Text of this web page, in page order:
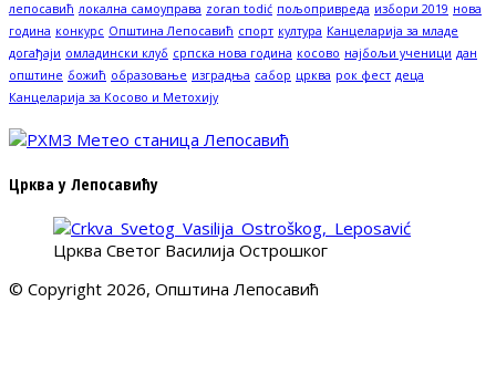
лепосавић локална самоуправа zoran todić пољопривреда избори 2019 нова
година конкурс Општина Лепосавић спорт култура Канцеларија за младе
догађаји омладински клуб српска нова година косово најбољи ученици дан
општине божић образовање изградња сабор црква рок фест деца
Канцеларија за Косово и Метохију
Црква у Лепосавићу
Црква Светог Василија Острошког
© Copyright 2026, Општина Лепосавић